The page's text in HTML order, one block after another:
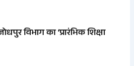
विभाग का ‘प्रारंभिक शिक्षा